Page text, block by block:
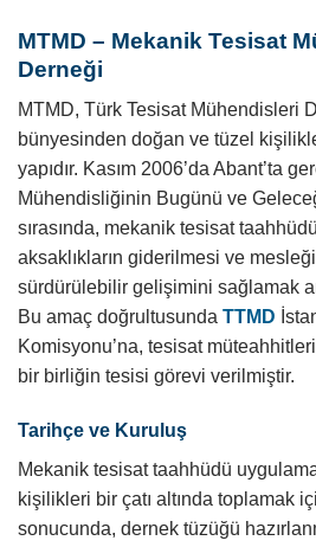
MTMD – Mekanik Tesisat
Derneği
MTMD, Türk Tesisat Mühendisleri
bünyesinden doğan ve tüzel
yapıdır. Kasım 2006’da Abant’ta
Mühendisliğinin Bugünü ve
sırasında, mekanik tesisat
aksaklıkların giderilmesi ve
sürdürülebilir gelişimini sağlamak
Bu amaç doğrultusunda TTMD
Komisyonu’na, tesisat
bir birliğin tesisi görevi verilmiştir.
Tarihçe ve Kuruluş
Mekanik tesisat taahhüdü
kişilikleri bir çatı altında toplamak
sonucunda, dernek tüzüğü